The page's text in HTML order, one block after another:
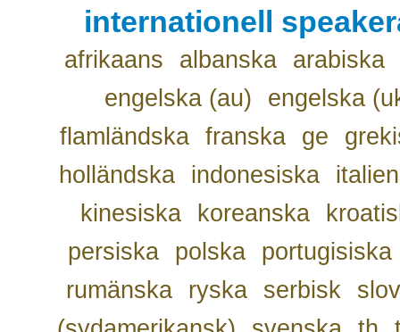
internationell
afrikaans albanska
arabiska
engelska (au)
engelska
flamländska franska ge
holländska
indonesiska
kinesiska
koreanska
persiska
polska
portugisiska
rumänska
ryska serbisk